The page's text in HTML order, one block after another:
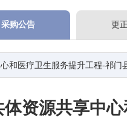
采购公告 更
卫生服务提升工程-祁门县人民医院建设
资源共享中